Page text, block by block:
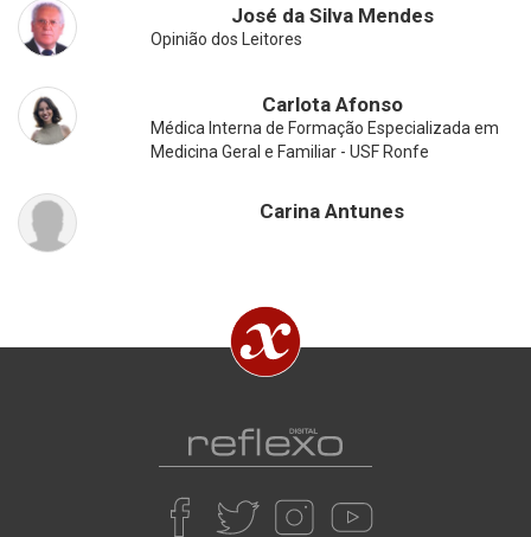
José da Silva Mendes
Opinião dos Leitores
Carlota Afonso
Médica Interna de Formação Especializada em
Medicina Geral e Familiar - USF Ronfe
Carina Antunes